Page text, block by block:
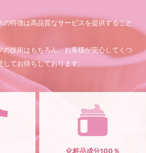
の特徴は高品質なサービスを提供すること
の技術はもちろん、お客様が安心してくつ
てお待ちしております。
化粧品成分100％